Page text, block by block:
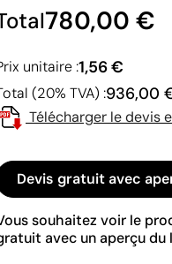
780,00 €
unitaire :1,56 €
(20% TVA) :936,00
Télécharger le devis
Devis gratuit avec
souhaitez voir le
avec un aperçu du